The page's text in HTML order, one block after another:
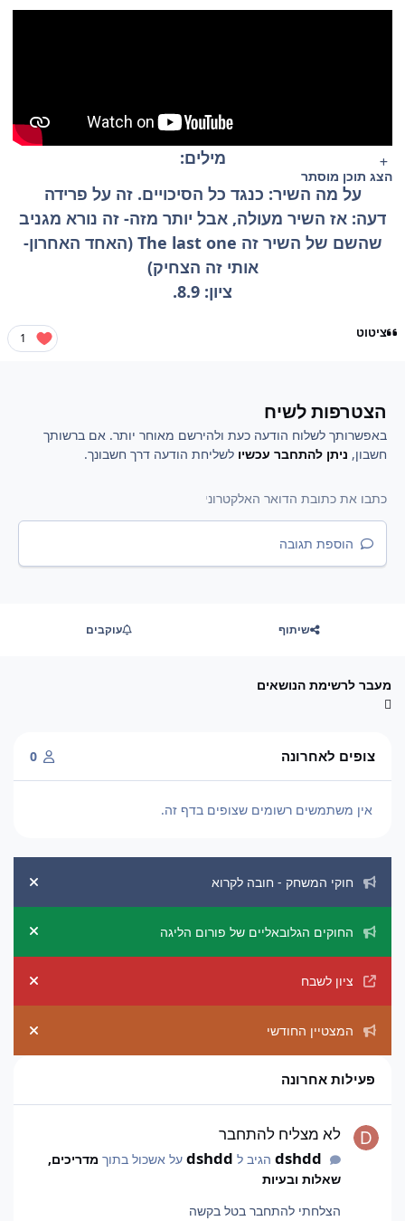
מילים:
הצג תוכן מוסתר
על מה השיר: כנגד כל הסיכויים. זה על פרידה
דעה: אז השיר מעולה, אבל יותר מזה- זה נורא מגניב
שהשם של השיר זה The last one (האחד האחרון-
אותי זה הצחיק)
ציון: 8.9.
ציטוט 1
הצטרפות לשיח
באפשרותך לשלוח הודעה כעת ולהירשם מאוחר יותר. אם ברשותך
חשבון, ניתן להתחבר עכשיו לשליחת הודעה דרך חשבונך.
הוספת תגובה
שיתוף עוקבים
מעבר לרשימת הנושאים
צופים לאחרונה 0
אין משתמשים רשומים שצופים בדף זה.
חוקי המשחק - חובה לקרוא
החוקים הגלובאליים של פורום הליגה
ציון לשבח
המצטיין החודשי
פעילות אחרונה
לא מצליח להתחבר
dshddהגיב ל dshddעל אשכול בתוך מדריכים,
שאלות ובעיות
הצלחתי להתחבר בטל בקשה